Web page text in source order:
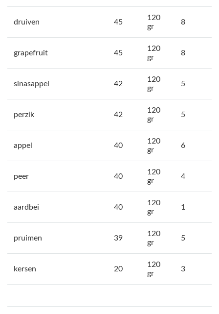
druiven 45
120
gr
8
grapefruit 45
120
gr
8
sinasappel 42
120
gr
5
perzik 42
120
gr
5
appel 40
120
gr
6
peer 40
120
gr
4
aardbei 40
120
gr
1
pruimen 39
120
gr
5
kersen 20
120
gr
3